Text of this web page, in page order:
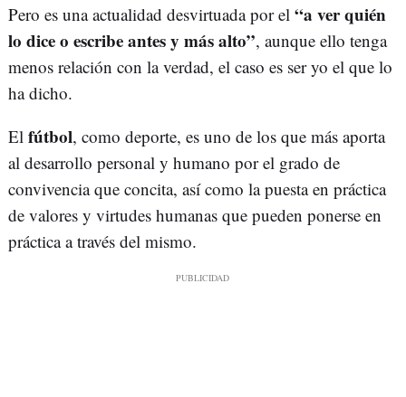
Pero es una actualidad desvirtuada por el “a ver quién
lo dice o escribe antes y más alto”, aunque ello tenga
menos relación con la verdad, el caso es ser yo el que lo
ha dicho.
El fútbol, como deporte, es uno de los que más aporta
al desarrollo personal y humano por el grado de
convivencia que concita, así como la puesta en práctica
de valores y virtudes humanas que pueden ponerse en
práctica a través del mismo.